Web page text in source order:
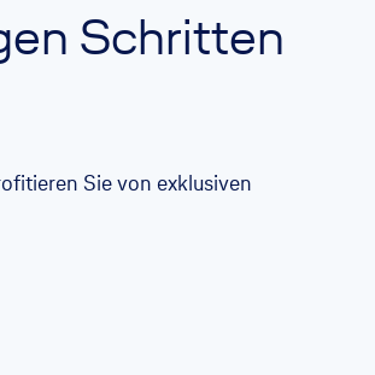
Schritten
Sie von exklusiven